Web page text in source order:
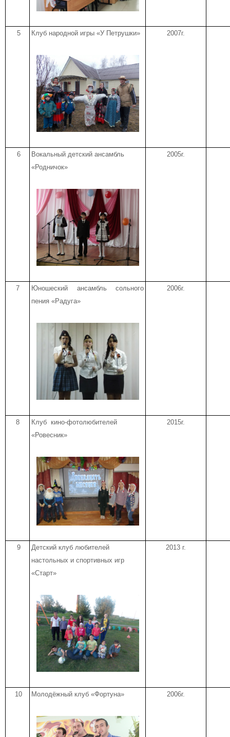
5 Клуб народной игры «У Петрушки» 2007г.
6
Вокальный детский ансамбль
«Родничок»
2005г.
7
Юношеский ансамбль сольного
пения «Радуга»
2006г.
8
Клуб кино-фотолюбителей
«Ровесник»
2015г.
9
Детский клуб любителей
настольных и спортивных игр
«Старт»
2013 г.
10 Молодёжный клуб «Фортуна» 2006г.